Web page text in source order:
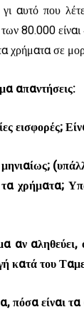
αυτό που
80.000
χρήματα σε
απαντήσεις:
εισφορές;
μηνιαίως;
χρήματα;
αν αληθεύει,
κατά του
πόσα είναι